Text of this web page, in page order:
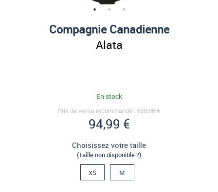
Compagnie Canadienne
Alata
En stock
Prix de vente recommandé : 120,00 €
94,99 €
Choisissez votre taille
(Taille non disponible ?)
XS M